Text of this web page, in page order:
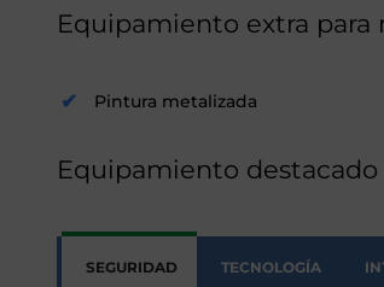
Equipamiento extra para
Pintura metalizada
Equipamiento
SEGURIDAD TECNOLOGÍA